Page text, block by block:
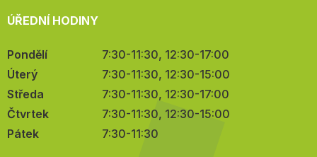
ÚŘEDNÍ HODINY
Pondělí
7:30-11:30, 12:30-17:00
Úterý
7:30-11:30, 12:30-15:00
Středa
7:30-11:30, 12:30-17:00
Čtvrtek
7:30-11:30, 12:30-15:00
Pátek
7:30-11:30